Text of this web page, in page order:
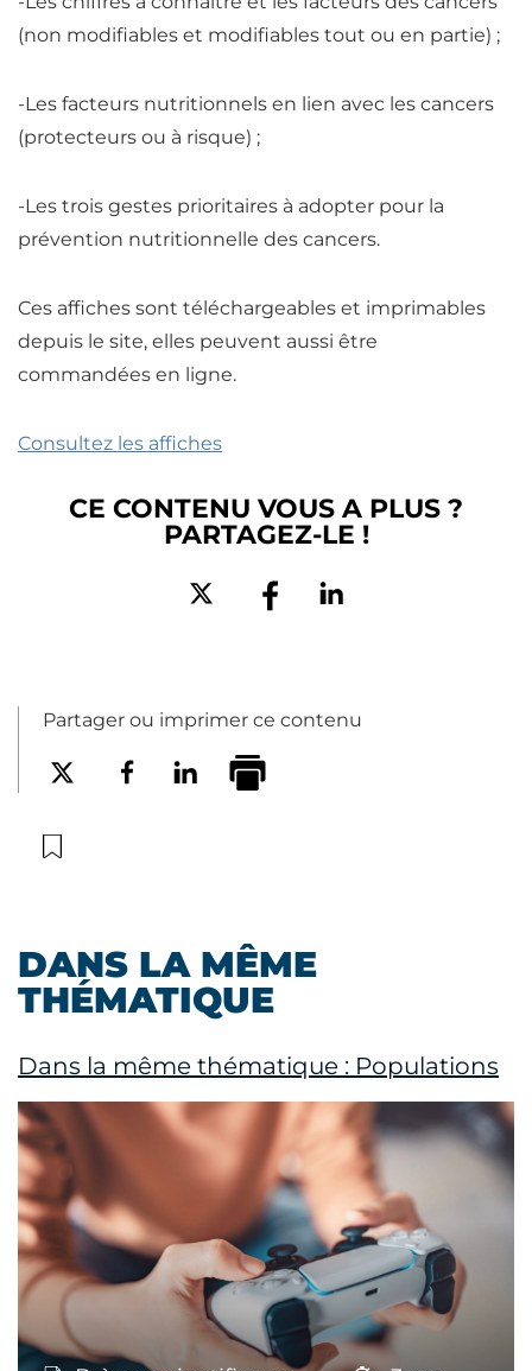
(non modifiables et modifiables tout ou en partie) ;
-Les facteurs nutritionnels en lien avec les cancers
(protecteurs ou à risque) ;
-Les trois gestes prioritaires à adopter pour la
prévention nutritionnelle des cancers.
Ces affiches sont téléchargeables et imprimables
depuis le site, elles peuvent aussi être
commandées en ligne.
Consultez les affiches
CE CONTENU VOUS A PLUS ?
PARTAGEZ-LE !
Partager ou imprimer ce contenu
DANS LA MÊME
THÉMATIQUE
Dans la même thématique : Populations